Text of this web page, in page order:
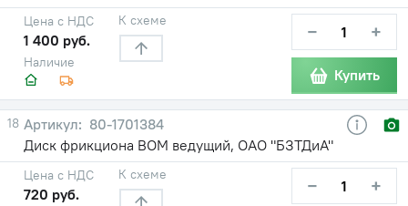
Наличие
Цена с НДС
1 400 руб.
К схеме − +
Купить
18
80-1701384
Диск фрикциона ВОМ ведущий, ОАО "БЗТДиА"
Цена с НДС
720 руб.
К схеме − +